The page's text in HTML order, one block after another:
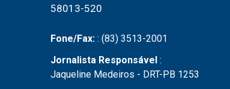
58013-520
Fone/Fax: : (83) 3513-2001
Jornalista Responsável :
Jaqueline Medeiros - DRT-PB 1253